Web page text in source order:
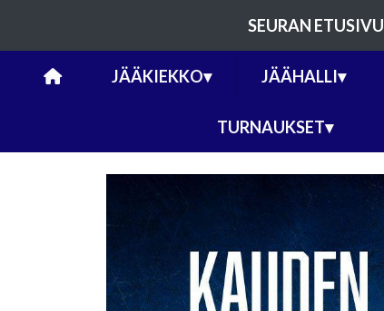
SEURAN ETUSIVU
JÄÄKIEKKO▾ JÄÄHALLI▾
TURNAUKSET▾